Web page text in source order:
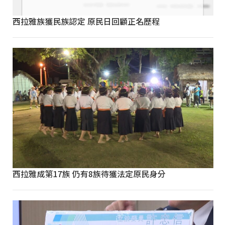
西拉雅族獲民族認定 原民日回顧正名歷程
西拉雅成第17族 仍有8族待獲法定原民身分